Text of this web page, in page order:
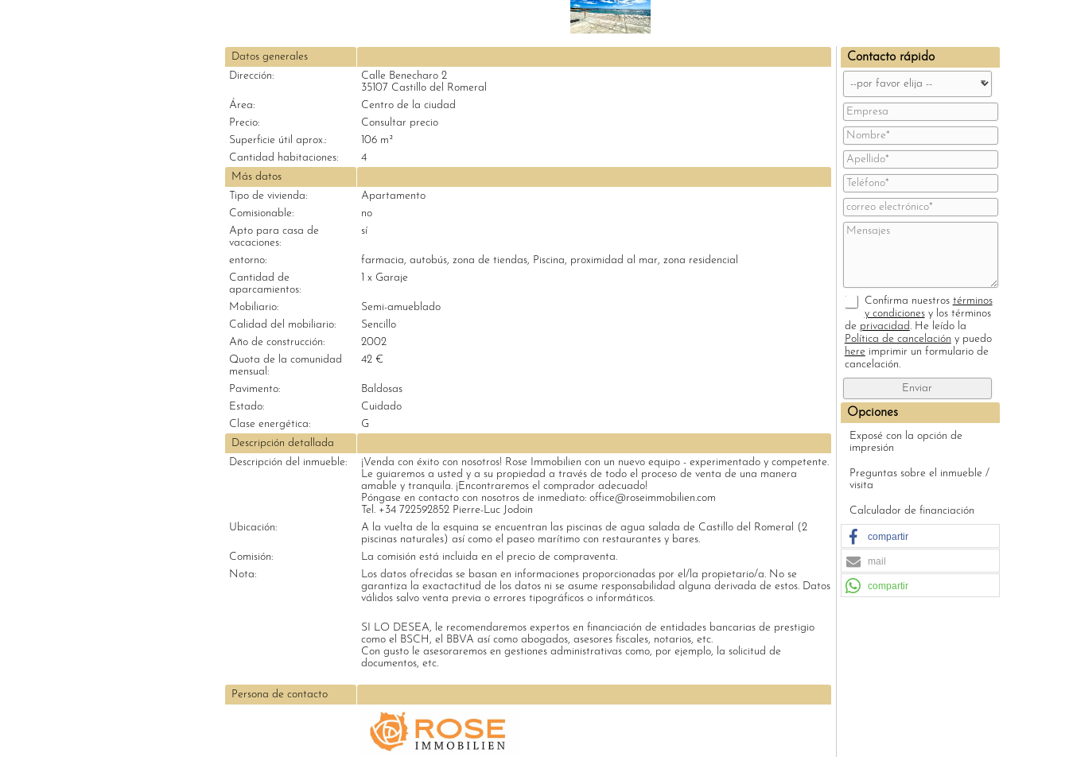
Contacto rápido
Confirma nuestros términos
y condicionesy los términos
de privacidad. He leído la
Política de cancelación y puedo
here imprimir un formulario de
cancelación.
Opciones
Exposé con la opción de
impresión
Preguntas sobre el inmueble /
visita
Calculador de financiación
compartir
mail
compartir
Datos generales
Dirección:
Calle Benecharo 2
35107 Castillo del Romeral
Área:
Centro de la ciudad
Precio:
Consultar precio
Superficie útil aprox.:
106 m²
Cantidad habitaciones:
4
Más datos
Tipo de vivienda:
Apartamento
Comisionable:
no
Apto para casa de
vacaciones:
sí
entorno:
farmacia, autobús, zona de tiendas, Piscina, proximidad al mar, zona residencial
Cantidad de
aparcamientos:
1 x Garaje
Mobiliario:
Semi-amueblado
Calidad del mobiliario:
Sencillo
Año de construcción:
2002
Quota de la comunidad
mensual:
42 €
Pavimento:
Baldosas
Estado:
Cuidado
Clase energética:
G
Descripción detallada
Descripción del inmueble:
¡Venda con éxito con nosotros! Rose Immobilien con un nuevo equipo - experimentado y competente.
Le guiaremos a usted y a su propiedad a través de todo el proceso de venta de una manera
amable y tranquila. ¡Encontraremos el comprador adecuado!
Póngase en contacto con nosotros de inmediato: office@roseimmobilien.com
Tel. +34 722592852 Pierre-Luc Jodoin
Ubicación:
A la vuelta de la esquina se encuentran las piscinas de agua salada de Castillo del Romeral (2
piscinas naturales) así como el paseo marítimo con restaurantes y bares.
Comisión:
La comisión está incluida en el precio de compraventa.
Nota:
Los datos ofrecidas se basan en informaciones proporcionadas por el/la propietario/a. No se
garantiza la exactactitud de los datos ni se asume responsabilidad alguna derivada de estos. Datos
válidos salvo venta previa o errores tipográficos o informáticos.
SI LO DESEA, le recomendaremos expertos en financiación de entidades bancarias de prestigio
como el BSCH, el BBVA así como abogados, asesores fiscales, notarios, etc.
Con gusto le asesoraremos en gestiones administrativas como, por ejemplo, la solicitud de
documentos, etc.
Persona de contacto